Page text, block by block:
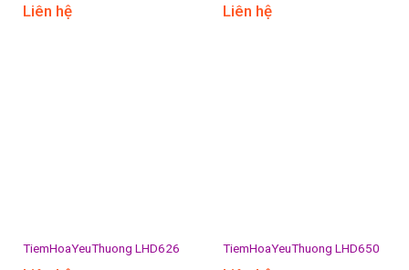
Liên hệ Liên hệ
TiemHoaYeuThuong LHD626 TiemHoaYeuThuong LHD650